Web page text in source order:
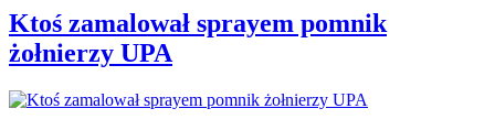
Ktoś zamalował sprayem pomnik
żołnierzy UPA